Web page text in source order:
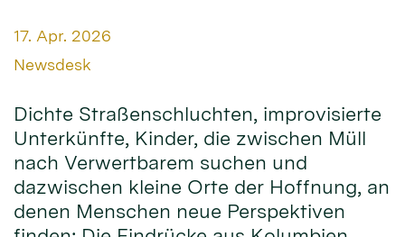
Datum:
17. Apr. 2026
Von:
Newsdesk
Dichte Straßenschluchten, improvisierte
Unterkünfte, Kinder, die zwischen Müll
nach Verwertbarem suchen und
dazwischen kleine Orte der Hoffnung, an
denen Menschen neue Perspektiven